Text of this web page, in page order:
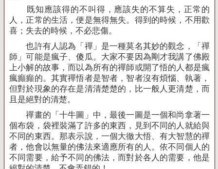
既知應該得的不叫得，應該失的不算失，正常的
人，正常的生活，便是無得無失。得到的時候，不用歡
喜；失去的時候，不必悲傷。
也許有人認為「禪」是一種莫名其妙的觀念，「禪
師」可能是瘋子、傻瓜。大家不要因為剛才我講了佛殿
上小解的故事，而以為所有的禪師或開了悟的人都是瘋
瘋癲癲的。其實禪悟者是智者，智者沒有煩惱、執著，
但對於現象的存在是清清楚楚的，比一般人更清楚，而
且是絕對的清楚。
禪畫的「十牛圖」中，最後一圖是一個和尚拿著一
個布袋，袋裡裝滿了許多的東西，見到不同的人就給與
不同的東西。那表示說，一個大徹大悟、有大智慧的禪
者，他會以無量的佛法來適應所有的人。依不同個人的
不同需要，給予不同的佛法，而對於各人的需要，他是